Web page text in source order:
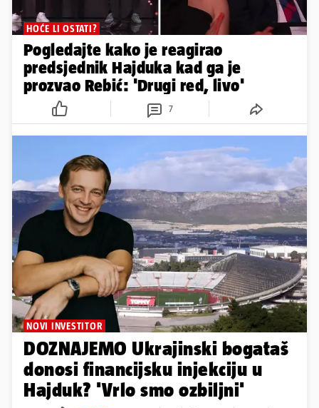
HOĆE LI OSTATI?
Pogledajte kako je reagirao
predsjednik Hajduka kad ga je
prozvao Rebić: 'Drugi red, livo'
7
NOVI INVESTITOR
DOZNAJEMO Ukrajinski bogataš
donosi financijsku injekciju u
Hajduk? 'Vrlo smo ozbiljni'